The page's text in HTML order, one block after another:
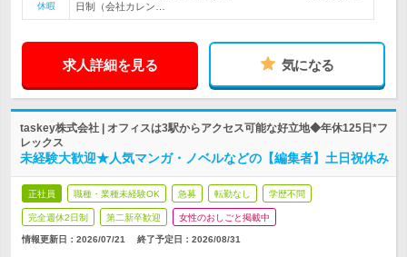
休暇
日制（会社カレン…
求人詳細を見る 気になる
taskey株式会社 | オフィスは3駅からアクセス可能な好立地◆年休125日*フ
レックス
未経験大歓迎★人気マンガ・ノベルなどの【編集者】土日祝休み
正社員 職種・業種未経験OK 急募 転勤なし 学歴不問
完全週休2日制 第二新卒歓迎 女性のおしごと掲載中
情報更新日：2026/07/21 終了予定日： 2026/08/31